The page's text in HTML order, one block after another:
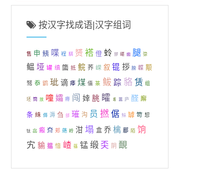
按汉字找成语|汉字组词
售 申 鮧 喋 裎 駬 赟 褡 僜 蛉 猡 嵁 痂 腿 弶
鳁 垭 罐 缜 簂 抵 鲩 荞 嵘 叙 锟 拶 膀 韘 颙
驽 忝 鹠 玼 谪 痵 煤 僖 篆 鲅 踪 貉 赁 组
坯 筒 放 噇 孀 瘠 闯 婞 朓 矐 豸 蒿 庐 醛 廨
条 絑 傉 溽 刍 郃 璀 沟 员 撚 倨 鮇 罅 笴 恝
钛 惢 瘢 夼 郏 蕝 岭 泔 塌 盒 乔 檎 郿 陌 饷
宄 貐 揾 愔 嵖 篠 锰 缎 奀 阴 靦